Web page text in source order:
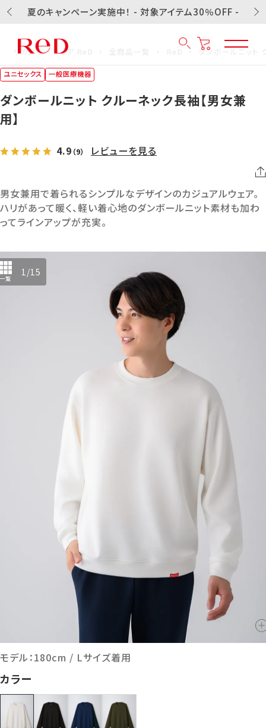
夏のキャンペーン実施中！ - 対象アイテム30％OFF -
リカバリーウェア ReD ダンボールニット
ユニセックス 一般医療機器
ダンボールニット クルーネック長袖【男女兼
用】
4.9 （9） レビューを見る
男女兼用で着られるシンプルなデザインのカジュアルウェア。
ハリがあって暖く、軽い着心地のダンボールニット素材も加わ
ってラインアップが充実。
一覧
1/15
モデル：180cm / Lサイズ着用
カラー